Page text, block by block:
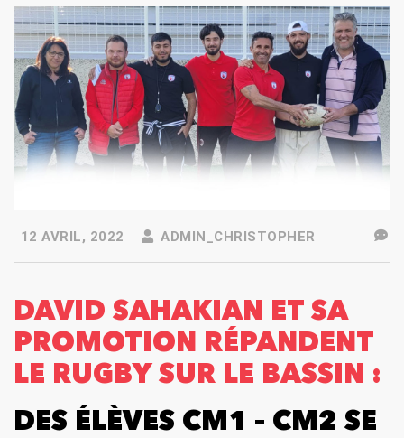
12 AVRIL, 2022 ADMIN_CHRISTOPHER
DAVID SAHAKIAN ET SA
PROMOTION RÉPANDENT
LE RUGBY SUR LE BASSIN :
DES ÉLÈVES CM1 – CM2 SE